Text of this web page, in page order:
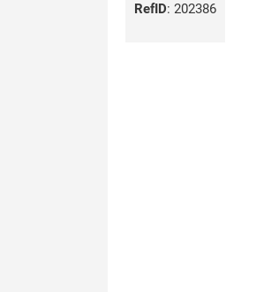
RefID: 202386